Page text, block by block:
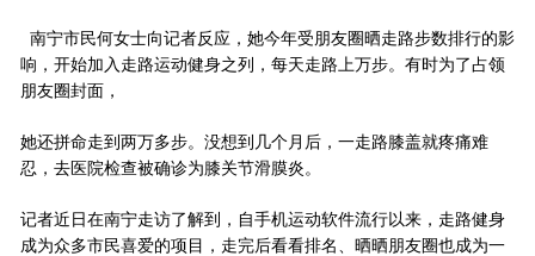
南宁市民何女士向记者反应，她今年受朋友圈晒走路步数排行的影
响，开始加入走路运动健身之列，每天走路上万步。有时为了占领
朋友圈封面，
她还拼命走到两万多步。没想到几个月后，一走路膝盖就疼痛难
忍，去医院检查被确诊为膝关节滑膜炎。
记者近日在南宁走访了解到，自手机运动软件流行以来，走路健身
成为众多市民喜爱的项目，走完后看看排名、晒晒朋友圈也成为一